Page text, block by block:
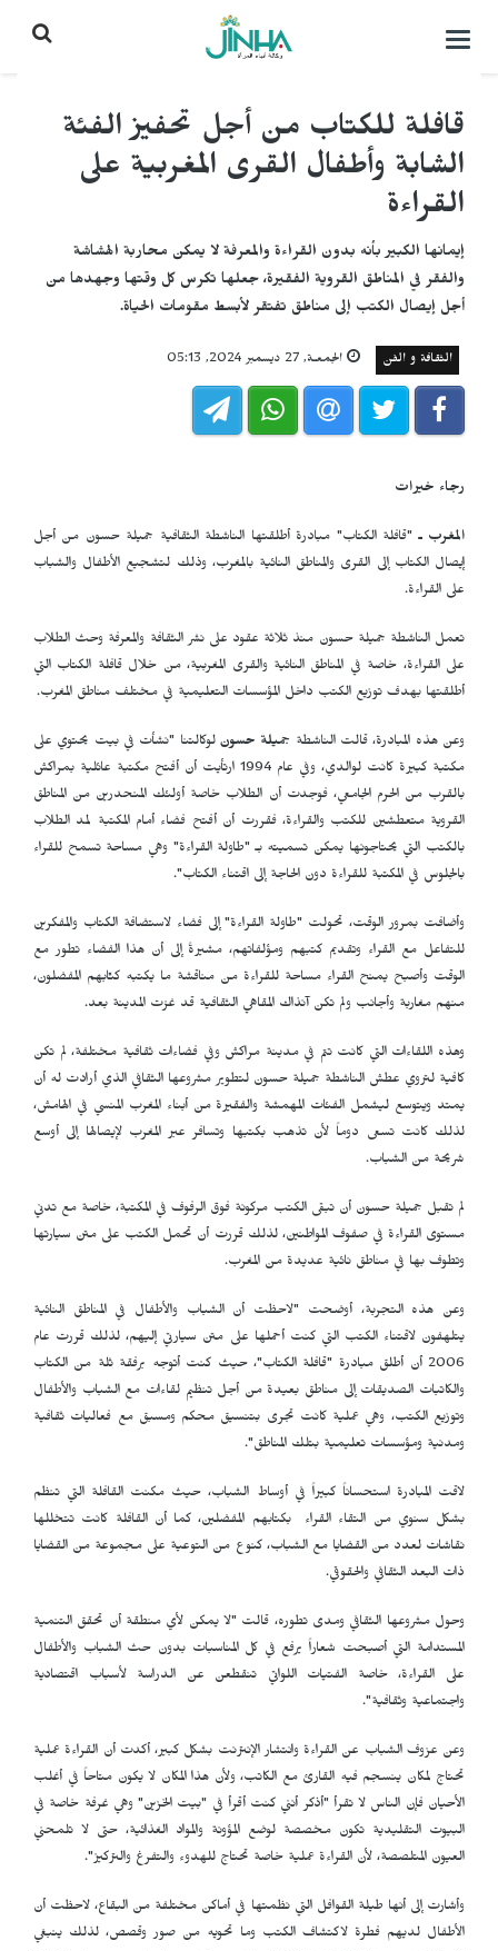
التحكم
قافلة للكتاب من أجل تحفيز الفئة
الشابة وأطفال القرى المغربية على
القراءة
إيمانها الكبير بأنه بدون القراءة والمعرفة لا يمكن محاربة الهشاشة
والفقر في المناطق القروية الفقيرة، جعلها تكرس كل وقتها وجهدها من
أجل إيصال الكتب إلى مناطق تفتقر لأبسط مقومات الحياة.
الثقافة و الفن الجمعـة, 27 ديسمبر 2024, 05:13
رجاء خيرات
المغرب ـ"قافلة الكتاب" مبادرة أطلقتها الناشطة الثقافية جميلة حسون من أجل
إيصال الكتاب إلى القرى والمناطق النائية بالمغرب، وذلك لتشجيع الأطفال والشباب
على القراءة.
تعمل الناشطة جميلة حسون منذ ثلاثة عقود على نشر الثقافة والمعرفة وحث الطلاب
على القراءة، خاصة في المناطق النائية والقرى المغربية، من خلال قافلة الكتاب التي
أطلقتها بهدف توزيع الكتب داخل المؤسسات التعليمية في مختلف مناطق المغرب.
وعن هذه المبادرة، قالت الناشطة جميلة حسون لوكالتنا "نشأت في بيت يحتوي على
مكتبة كبيرة كانت لوالدي، وفي عام 1994 ارتأيت أن أفتح مكتبة عائلية بمراكش
بالقرب من الحرم الجامعي، فوجدت أن الطلاب خاصة أولئك المنحدرين من المناطق
القروية متعطشين للكتب والقراءة، فقررت أن أفتح فضاء أمام المكتبة لمد الطلاب
بالكتب التي يحتاجونها يمكن تسميته بـ "طاولة القراءة" وهي مساحة تسمح للقراء
بالجلوس في المكتبة للقراءة دون الحاجة إلى اقتناء الكتاب".
وأضافت بمرور الوقت، تحولت ‫"طاولة القراءة‫" إلى فضاء لاستضافة الكتاب والمفكرين
للتفاعل مع القراء وتقديم كتبهم ومؤلفاتهم‫، مشيرةً إلى أن هذا الفضاء تطور مع
الوقت وأصبح يمنح القراء مساحة للقراءة من مناقشة ما يكتبه كتّابهم المفضلون،
منهم مغاربة وأجانب ولم تكن آنذاك المقاهي الثقافية قد غزت المدينة بعد.
وهذه اللقاءات التي كانت تتم في مدينة مراكش وفي فضاءات ثقافية مختلفة، لم تكن
كافية لتروي عطش الناشطة جميلة حسون لتطوير مشروعها الثقافي الذي أرادت له أن
يمتد ويتوسع ليشمل الفئات المهمشة والفقيرة من أبناء المغرب المنسي في الهامش،
لذلك كانت تسعى دوماً لأن تذهب بكتبها وتسافر عبر المغرب لإيصالها إلى أوسع
شريحة من الشباب.
لم تقبل جميلة حسون أن تبقى الكتب مركونة فوق الرفوف في المكتبة، خاصة مع تدني
مستوى القراءة في صفوف المواطنين، لذلك قررت أن تحمل الكتب على متن سيارتها
وتطوف بها في مناطق نائية عديدة من المغرب.
وعن هذه التجربة، أوضحت "لاحظت أن الشباب والأطفال في المناطق النائية
يتلهفون لاقتناء الكتب التي كنت أحملها على متن سيارتي إليهم، لذلك قررت عام
2006 أن أطلق مبادرة "قافلة الكتاب"، حيث كنت أتوجه برفقة ثلة من الكتاب
والكاتبات الصديقات إلى مناطق بعيدة من أجل تنظيم لقاءات مع الشباب والأطفال
وتوزيع الكتب، وهي عملية كانت تجرى بتنسيق محكم ومسبق مع فعاليات ثقافية
ومدنية ومؤسسات تعليمية بتلك المناطق".
لاقت المبادرة استحساناً كبيراً في أوساط الشباب، حيث مكنت القافلة التي تنظم
بشكل سنوي من التقاء القراء بكتابهم المفضلين، كما أن القافلة كانت تتخللها
نقاشات لعدد من القضايا مع الشباب، كنوع من التوعية على مجموعة من القضايا
ذات البعد الثقافي والحقوقي.
وحول مشروعها الثقافي ومدى تطوره، قالت "لا يمكن لأي منطقة أن تحقق التنمية
المستدامة التي أصبحت شعاراً يرفع في كل المناسبات بدون حث الشباب والأطفال
على القراءة، خاصة الفتيات اللواتي تنقطعن عن الدراسة لأسباب اقتصادية
واجتماعية وثقافية".
وعن عزوف الشباب عن القراءة وانتشار الإنترنت بشكل كبير، أكدت أن القراءة عملية
تحتاج لمكان ينسجم فيه القارئ مع الكاتب، ولأن هذا المكان لا يكون متاحاً في أغلب
الأحيان فإن الناس لا تقرأ "أذكر أنني كنت أقرأ في "بيت الخزين" وهي غرفة خاصة في
البيوت التقليدية تكون مخصصة لوضع المؤونة والمواد الغذائية، حتى لا تلمحني
العيون المتلصصة، لأن القراءة عملية خاصة تحتاج للهدوء والتفرغ والتركيز".
وأشارت إلى أنها طيلة القوافل التي نظمتها في أماكن مختلفة من البقاع، لاحظت أن
الأطفال لديهم فطرة لاكتشاف الكتب وما تحويه من صور وقصص، لذلك ينبغي